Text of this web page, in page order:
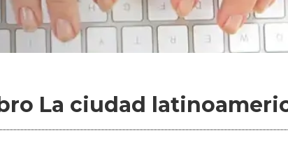
La ciudad